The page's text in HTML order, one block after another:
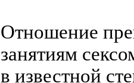
Отношение
занятиям
в известной